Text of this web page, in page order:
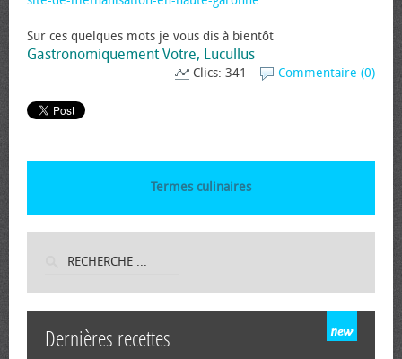
Sur ces quelques mots je vous dis à bientôt
Gastronomiquement Votre, Lucullus
Commentaire (0)
Clics: 341
Termes culinaires
Dernières recettes